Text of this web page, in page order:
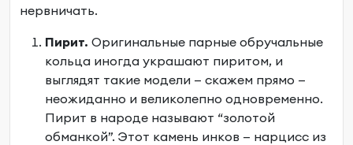
нервничать.
Пирит. Оригинальные парные обручальные
кольца иногда украшают пиритом, и
выглядят такие модели — скажем прямо —
неожиданно и великолепно одновременно.
Пирит в народе называют “золотой
обманкой”. Этот камень инков — нарцисс из